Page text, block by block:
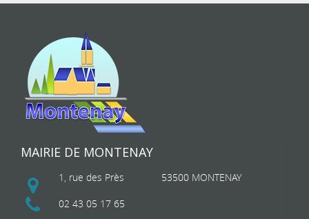
MAIRIE DE MONTENAY
1, rue des Près
53500 MONTENAY
02 43 05 17 65